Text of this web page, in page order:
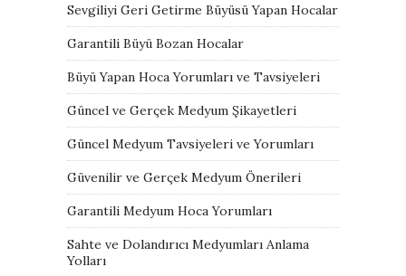
Sevgiliyi Geri Getirme Büyüsü Yapan Hocalar
Garantili Büyü Bozan Hocalar
Büyü Yapan Hoca Yorumları ve Tavsiyeleri
Güncel ve Gerçek Medyum Şikayetleri
Güncel Medyum Tavsiyeleri ve Yorumları
Güvenilir ve Gerçek Medyum Önerileri
Garantili Medyum Hoca Yorumları
Sahte ve Dolandırıcı Medyumları Anlama
Yolları